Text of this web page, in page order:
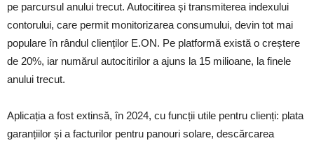
pe parcursul anului trecut. Autocitirea și transmiterea indexului
contorului, care permit monitorizarea consumului, devin tot mai
populare în rândul clienților E.ON. Pe platformă există o creștere
de 20%, iar numărul autocitirilor a ajuns la 15 milioane, la finele
anului trecut.
Aplicația a fost extinsă, în 2024, cu funcții utile pentru clienți: plata
garanțiilor și a facturilor pentru panouri solare, descărcarea